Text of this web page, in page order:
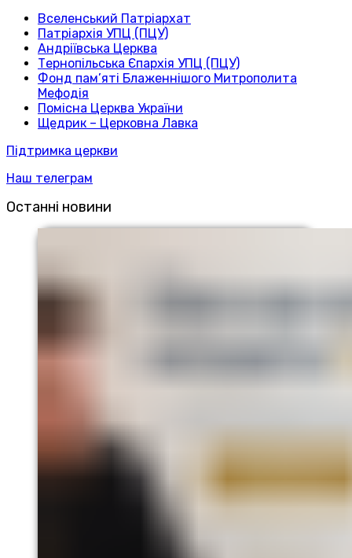
Вселенський Патріархат
Патріархія УПЦ (ПЦУ)
Андріївська Церква
Тернопільська Єпархія УПЦ (ПЦУ)
Фонд пам’яті Блаженнішого Митрополита
Мефодія
Помісна Церква України
Щедрик – Церковна Лавка
Підтримка церкви
Наш телеграм
Останні новини